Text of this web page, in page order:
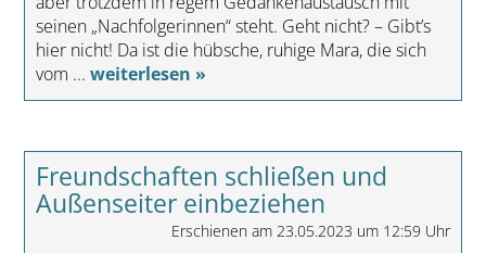
seinen „Nachfolgerinnen“ steht. Geht nicht? – Gibt’s
hier nicht! Da ist die hübsche, ruhige Mara, die sich
vom ... weiterlesen »
Freundschaften schließen und
Außenseiter einbeziehen
Erschienen am 23.05.2023 um 12:59 Uhr